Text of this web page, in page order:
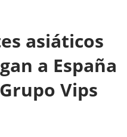
asiáticos
a España
Vips